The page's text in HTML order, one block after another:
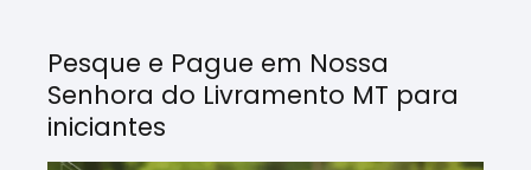
Pesque e Pague em Nossa
Senhora do Livramento MT para
iniciantes